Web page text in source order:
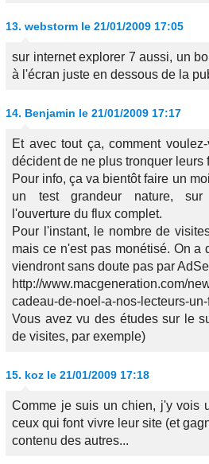
13. webstorm le 21/01/2009 17:05
sur internet explorer 7 aussi, un
à l'écran juste en dessous de la
14. Benjamin le 21/01/2009 17:17
Et avec tout ça, comment
décident de ne plus tronquer leurs
Pour info, ça va bientôt faire un
un test grandeur nature, sur
l'ouverture du flux complet.
Pour l'instant, le nombre de
mais ce n'est pas monétisé. On a
viendront sans doute pas par
http://www.macgeneration.com/
cadeau-de-noel-a-nos-lecteurs-
Vous avez vu des études sur le
de visites, par exemple)
15. koz le 21/01/2009 17:18
Comme je suis un chien, j'y vois
ceux qui font vivre leur site (et
contenu des autres...